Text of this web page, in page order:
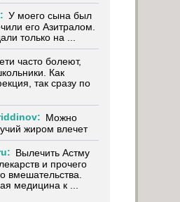
У моего сына был
его Азитралом.
только на ...
часто болеют,
Как
так сразу по
Можно
жиром влечет
Вылечить Астму
и прочего
вмешательства.
медицина к ...